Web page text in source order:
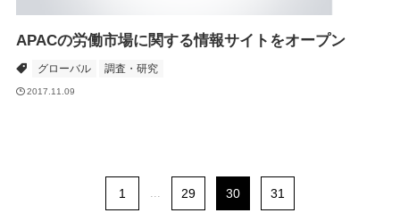
APACの労働市場に関する情報サイトをオープン
グローバル 調査・研究
2017.11.09
1 ... 29 30 31